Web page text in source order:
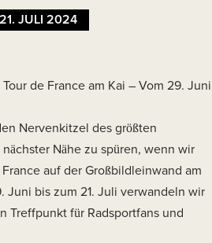
21. JULI 2024
de France am Kai – Vom 29. Juni
Nervenkitzel des größten
Nähe zu spüren, wenn wir
auf der Großbildleinwand am
Juni bis zum 21. Juli verwandeln wir
Treffpunkt für Radsportfans und